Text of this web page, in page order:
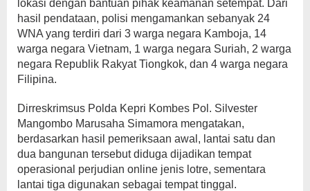
lokasi dengan bantuan pihak keamanan setempat. Dari
hasil pendataan, polisi mengamankan sebanyak 24
WNA yang terdiri dari 3 warga negara Kamboja, 14
warga negara Vietnam, 1 warga negara Suriah, 2 warga
negara Republik Rakyat Tiongkok, dan 4 warga negara
Filipina.
Dirreskrimsus Polda Kepri Kombes Pol. Silvester
Mangombo Marusaha Simamora mengatakan,
berdasarkan hasil pemeriksaan awal, lantai satu dan
dua bangunan tersebut diduga dijadikan tempat
operasional perjudian online jenis lotre, sementara
lantai tiga digunakan sebagai tempat tinggal.